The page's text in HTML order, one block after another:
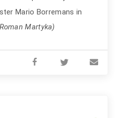
Mario Borremans in
Martyka)